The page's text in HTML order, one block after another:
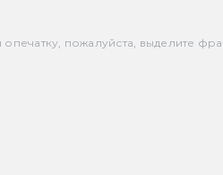
пожалуйста, выделите